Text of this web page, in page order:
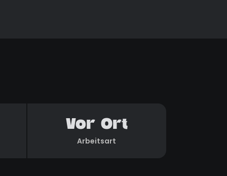
Vor Ort
Arbeitsart